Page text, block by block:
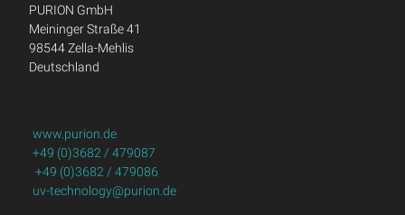
PURION GmbH
Meininger Straße 41
98544 Zella-Mehlis
Deutschland
www.purion.de
+49 (0)3682 / 479087
+49 (0)3682 / 479086
uv-technology@purion.de